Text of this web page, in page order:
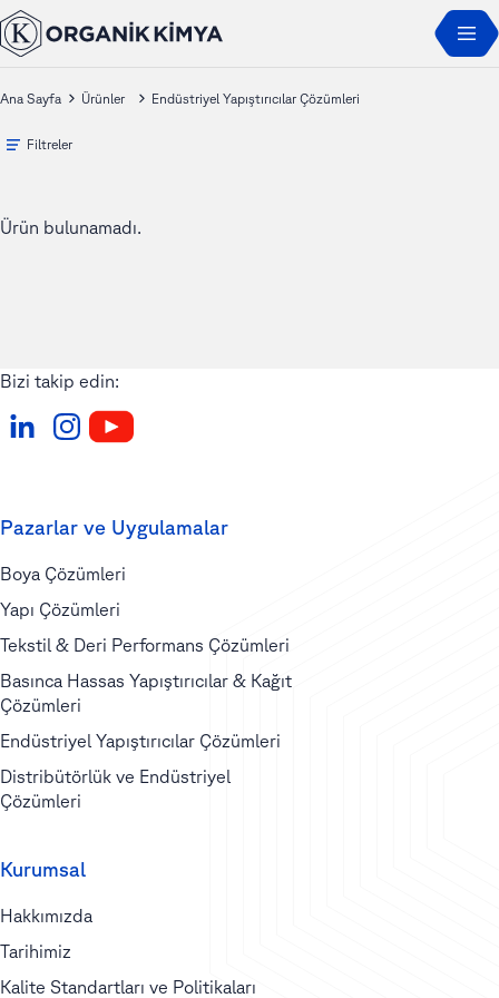
Ana Sayfa Ürünler Endüstriyel Yapıştırıcılar Çözümleri
Filtreler
Ürün bulunamadı.
Bizi takip edin:
Pazarlar ve Uygulamalar
Boya Çözümleri
Yapı Çözümleri
Tekstil & Deri Performans Çözümleri
Basınca Hassas Yapıştırıcılar & Kağıt
Çözümleri
Endüstriyel Yapıştırıcılar Çözümleri
Distribütörlük ve Endüstriyel
Çözümleri
Kurumsal
Hakkımızda
Tarihimiz
Kalite Standartları ve Politikaları